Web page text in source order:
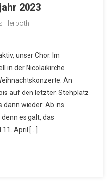
2023
Herboth
unser Chor. Im
in der Nicolaikirche
An
auf den letzten Stehplatz
dann wieder: Ab ins
es galt, das
April […]